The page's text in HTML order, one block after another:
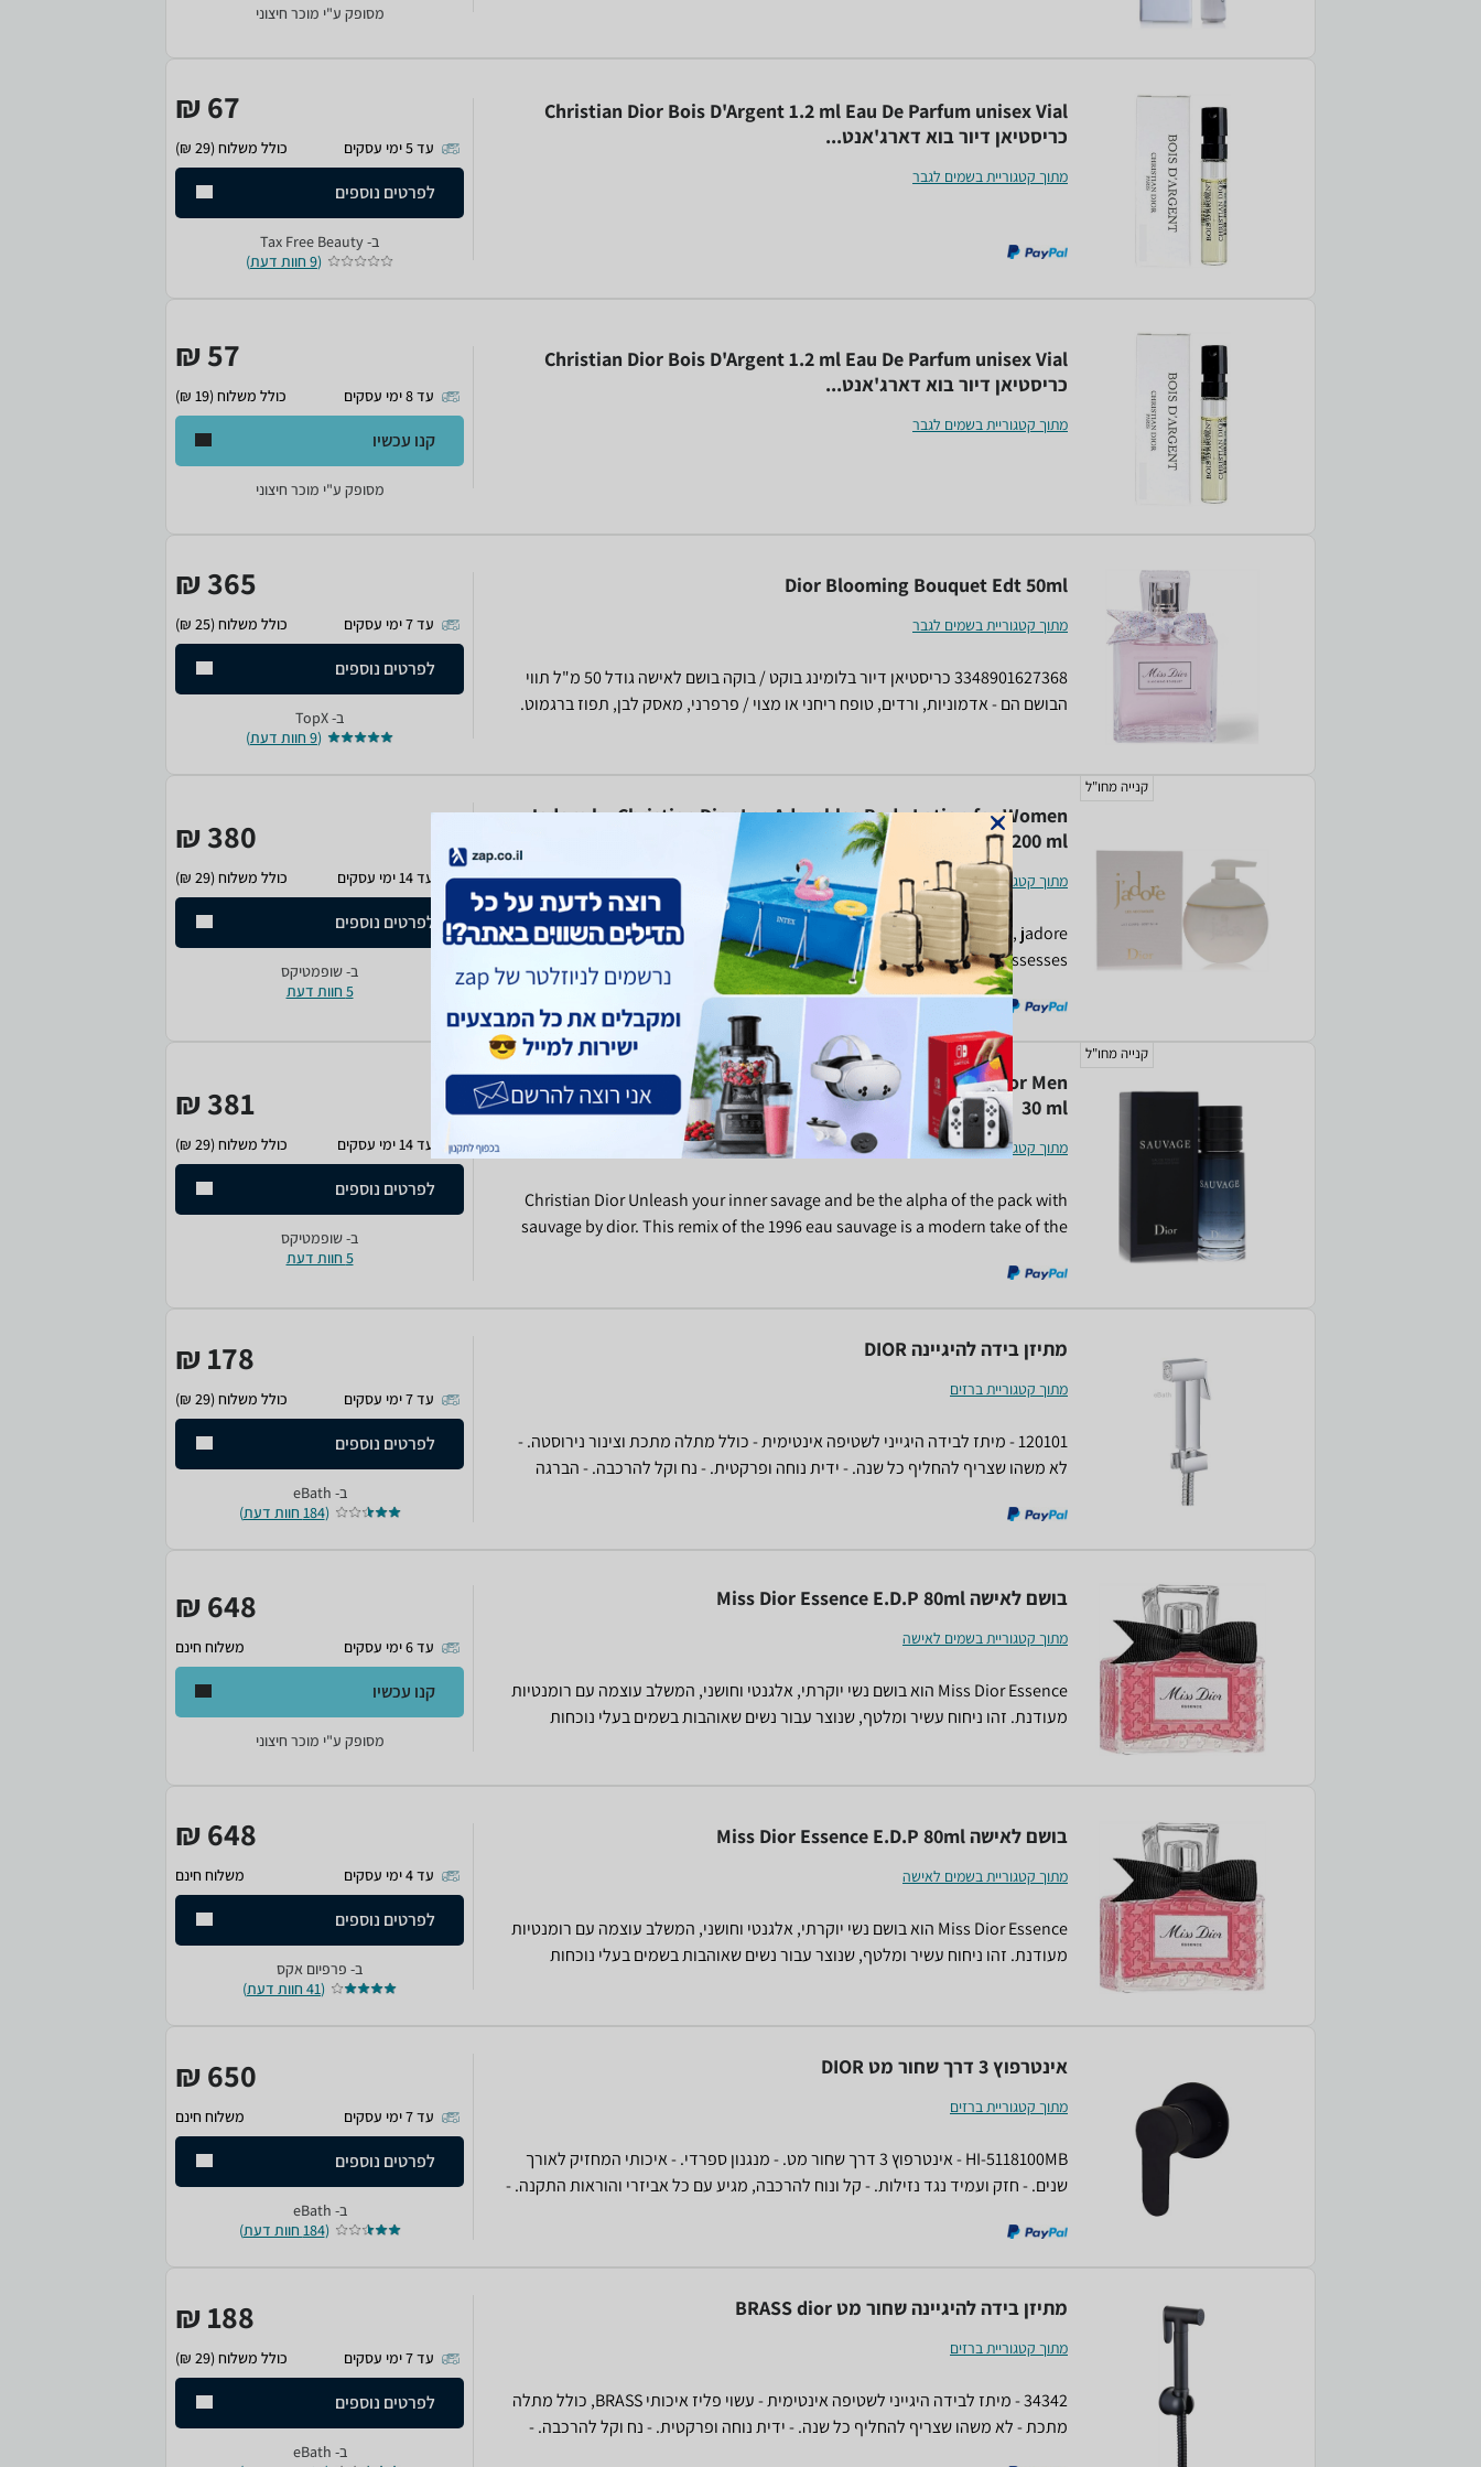
מסופק ע"י מוכר חיצוני
Christian Dior Bois D'Argent 1.2 ml Eau De Parfum unisex Vial
כריסטיאן דיור בוא דארג'אנט...
מתוך קטגוריית בשמים לגבר
67 ₪
עד 5 ימי עסקים כולל משלוח (29 ₪)
לפרטים נוספים
ב-Tax Free Beauty
(9 חוות דעת )
Christian Dior Bois D'Argent 1.2 ml Eau De Parfum unisex Vial
כריסטיאן דיור בוא דארג'אנט...
מתוך קטגוריית בשמים לגבר
57 ₪
עד 8 ימי עסקים כולל משלוח (19 ₪)
קנו עכשיו
מסופק ע"י מוכר חיצוני
Dior Blooming Bouquet Edt 50ml
מתוך קטגוריית בשמים לגבר
3348901627368 כריסטיאן דיור בלומינג בוקט / בוקה בושם לאישה גודל 50 מ"ל תווי
הבושם הם - אדמוניות, ורדים, טופח ריחני או מצוי / פרפרני, מאסק לבן, תפוז ברגמוט.
365 ₪
עד 7 ימי עסקים כולל משלוח (25 ₪)
לפרטים נוספים
ב-TopX
(9 חוות דעת )
קנייה מחו"ל
Jadore by Christian Dior Les Adorables Body Lotion for Women
200 ml
מתוך קטגוריית קרמי גוף
Christian Dior Launched by the design house of christian dior in 2000, jadore
is classified as a refreshing, flowery fragrance. This feminine scent possesses
a blend of floral orchids, violets, rose and blackberry musk. It is
recommended for office wear.
380 ₪
עד 14 ימי עסקים כולל משלוח (29 ₪)
לפרטים נוספים
ב-שופמטיקס
5 חוות דעת
קנייה מחו"ל
Sauvage by Christian Dior Eau De Toilette Refillable Spray for Men
30 ml
מתוך קטגוריית בשמים לגבר
Christian Dior Unleash your inner savage and be the alpha of the pack with
sauvage by dior. This remix of the 1996 eau sauvage is a modern take of the
open spaces of feral land
381 ₪
עד 14 ימי עסקים כולל משלוח (29 ₪)
לפרטים נוספים
ב-שופמטיקס
5 חוות דעת
מתיזן בידה להיגיינה DIOR
מתוך קטגוריית ברזים
120101 - מיתז לבידה היגייני לשטיפה אינטימית - כולל מתלה מתכת וצינור נירוסטה. -
לא משהו שצריף להחליף כל שנה. - ידית נוחה ופרקטית. - נח וקל להרכבה. - הברגה
''הוסף לסל''. פירוט עלו
178 ₪
עד 7 ימי עסקים כולל משלוח (29 ₪)
לפרטים נוספים
ב- eBath
(184 חוות דעת )
בושם לאישה Miss Dior Essence E.D.P 80ml
מתוך קטגוריית בשמים לאישה
Miss Dior Essence הוא בושם נשי יוקרתי, אלגנטי וחושני, המשלב עוצמה עם רומנטיות
מעודנת. זהו ניחוח עשיר ומלטף, שנוצר עבור נשים שאוהבות בשמים בעלי נוכחות
648 ₪
עד 6 ימי עסקים משלוח חינם
קנו עכשיו
מסופק ע"י מוכר חיצוני
בושם לאישה Miss Dior Essence E.D.P 80ml
מתוך קטגוריית בשמים לאישה
Miss Dior Essence הוא בושם נשי יוקרתי, אלגנטי וחושני, המשלב עוצמה עם רומנטיות
מעודנת. זהו ניחוח עשיר ומלטף, שנוצר עבור נשים שאוהבות בשמים בעלי נוכחות
648 ₪
עד 4 ימי עסקים משלוח חינם
לפרטים נוספים
ב- פרפיום אקס
(41 חוות דעת )
אינטרפוץ 3 דרך שחור מט DIOR
מתוך קטגוריית ברזים
HI-5118100MB - אינטרפוץ 3 דרך שחור מט. - מנגנון ספרדי. - איכותי המחזיק לאורך
שנים. - חזק ועמיד נגד נזילות. - קל ונוח להרכבה, מגיע עם כל אביזרי והוראות התקנה. -
מאובטח
650 ₪
עד 7 ימי עסקים משלוח חינם
לפרטים נוספים
ב- eBath
(184 חוות דעת )
מתיזן בידה להיגיינה שחור מט BRASS dior
מתוך קטגוריית ברזים
34342 - מיתז לבידה היגייני לשטיפה אינטימית - עשוי פליז איכותי BRASS, כולל מתלה
מתכת - לא משהו שצריף להחליף כל שנה. - ידית נוחה ופרקטית. - נח וקל להרכבה. -
188 ₪
עד 7 ימי עסקים כולל משלוח (29 ₪)
לפרטים נוספים
ב- eBath